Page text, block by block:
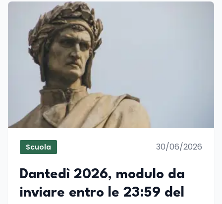
Scuola 30/06/2026
Dantedì 2026, modulo da
inviare entro le 23:59 del